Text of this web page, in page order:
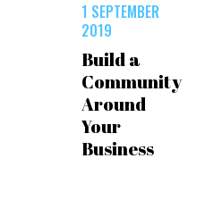
1 SEPTEMBER
2019
Build a
Community
Around
Your
Business